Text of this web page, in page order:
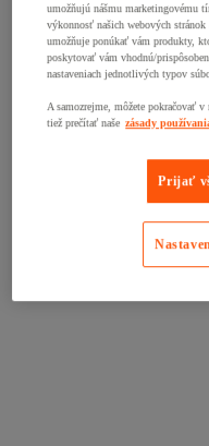
umožňujú nášmu marketingovému
výkonnosť našich webových stránok
umožňuje ponúkať vám produkty,
poskytovať vám vhodnú/
nastaveniach jednotlivých typov
A samozrejme, môžete pokračovať
tiež prečítať naše zásady
Prijať